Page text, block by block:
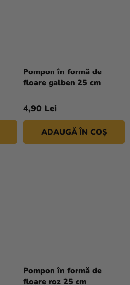
Pompon în formă de
floare galben 25 cm
4,90 Lei
ADAUGĂ ÎN COŞ
Pompon în formă de
floare roz 25 cm